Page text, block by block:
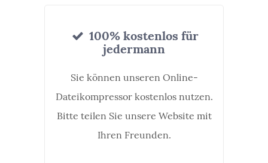
100% kostenlos für
jedermann
Sie können unseren Online-
Dateikompressor kostenlos nutzen.
Bitte teilen Sie unsere Website mit
Ihren Freunden.